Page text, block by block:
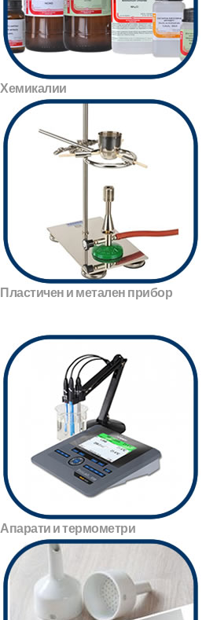
Хемикалии
Пластичен и метален прибор
Апарати и термометри